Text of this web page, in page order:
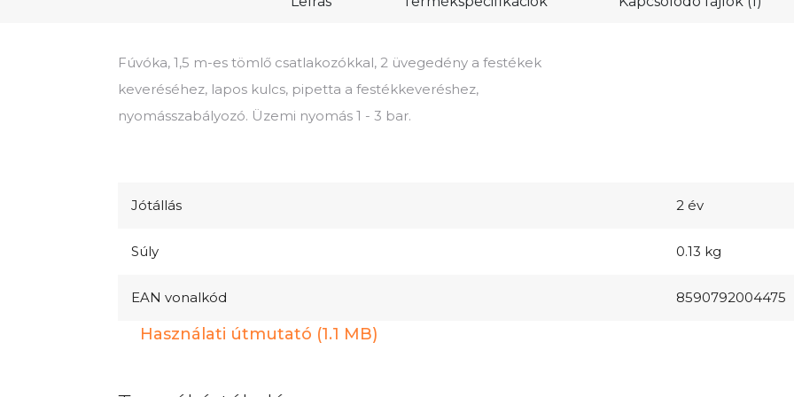
Fúvóka, 1,5 m-es tömlő csatlakozókkal, 2 üvegedény a festékek
keveréséhez, lapos kulcs, pipetta a festékkeveréshez,
nyomásszabályozó. Üzemi nyomás 1 - 3 bar.
Jótállás 2 év
Súly 0.13 kg
EAN vonalkód 8590792004475
Használati útmutató (1.1 MB)